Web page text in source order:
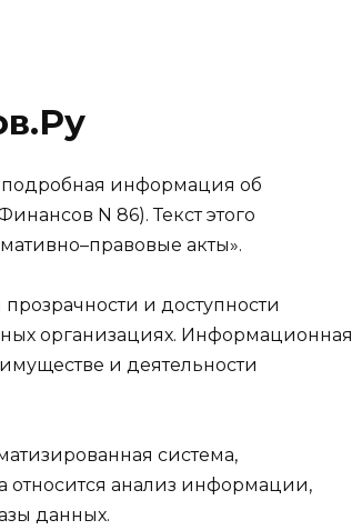
подробная информация об
N 86). Текст этого
акты».
и доступности
организациях. Информационная
и деятельности
система,
относится анализ информации,
данных.